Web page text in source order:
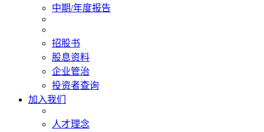
中期/年度报告
招股书
股息资料
企业管治
投资者查询
加入我们
人才理念